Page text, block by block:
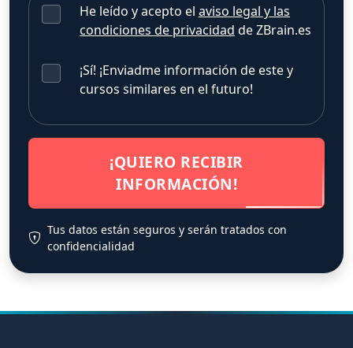
He leído y acepto el aviso legal y las
condiciones de privacidad de ZBrain.es
¡Sí! ¡Enviadme información de este y
cursos similares en el futuro!
¡QUIERO RECIBIR
INFORMACIÓN!
Tus datos están seguros y serán tratados con
confidencialidad